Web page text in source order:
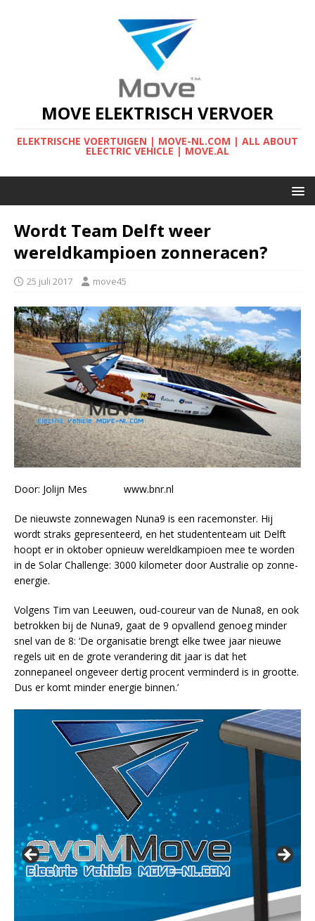
MOVE ELEKTRISCH VERVOER
ELEKTRISCHE VOERTUIGEN | MOVE-NL.COM | ALL ABOUT
ELECTRIC VEHICLE | MOVE.AL
Wordt Team Delft weer
wereldkampioen zonneracen?
25 juli 2017 move45
Door: Jolijn Mes www.bnr.nl
De nieuwste zonnewagen Nuna9 is een racemonster. Hij
wordt straks gepresenteerd, en het studententeam uit Delft
hoopt er in oktober opnieuw wereldkampioen mee te worden
in de Solar Challenge: 3000 kilometer door Australie op zonne-
energie.
Volgens Tim van Leeuwen, oud-coureur van de Nuna8, en ook
betrokken bij de Nuna9, gaat de 9 opvallend genoeg minder
snel van de 8: ‘De organisatie brengt elke twee jaar nieuwe
regels uit en de grote verandering dit jaar is dat het
zonnepaneel ongeveer dertig procent verminderd is in grootte.
Dus er komt minder energie binnen.’